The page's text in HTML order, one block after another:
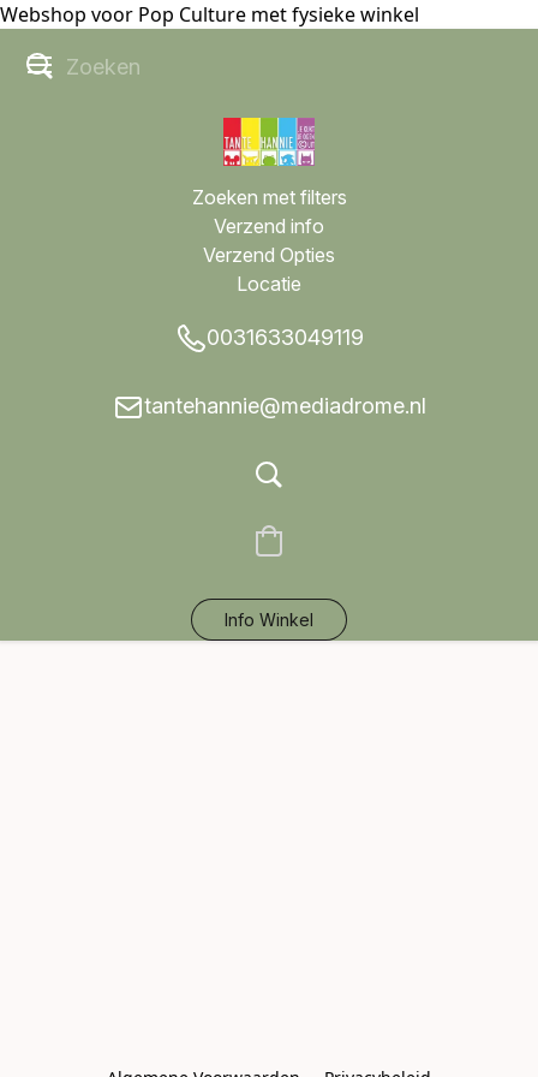
Webshop voor Pop Culture met fysieke winkel
Zoeken met filters
Verzend info
Verzend Opties
Locatie
0031633049119
tantehannie@mediadrome.nl
Info Winkel